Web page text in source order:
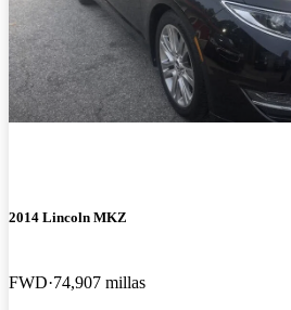
2014 Lincoln MKZ
FWD 74,907 millas